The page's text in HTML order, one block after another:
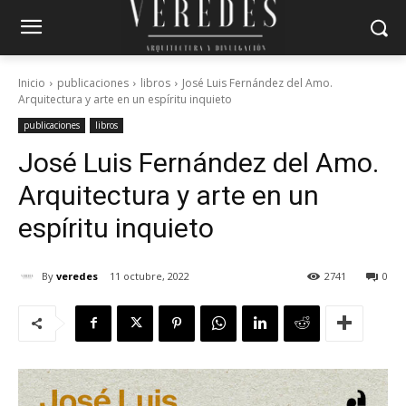
Inicio publicaciones libros
José Luis Fernández del Amo.
Arquitectura y arte en un espíritu inquieto
publicaciones libros
José Luis Fernández del Amo.
Arquitectura y arte en un
espíritu inquieto
By veredes 11 octubre, 2022 0
2741